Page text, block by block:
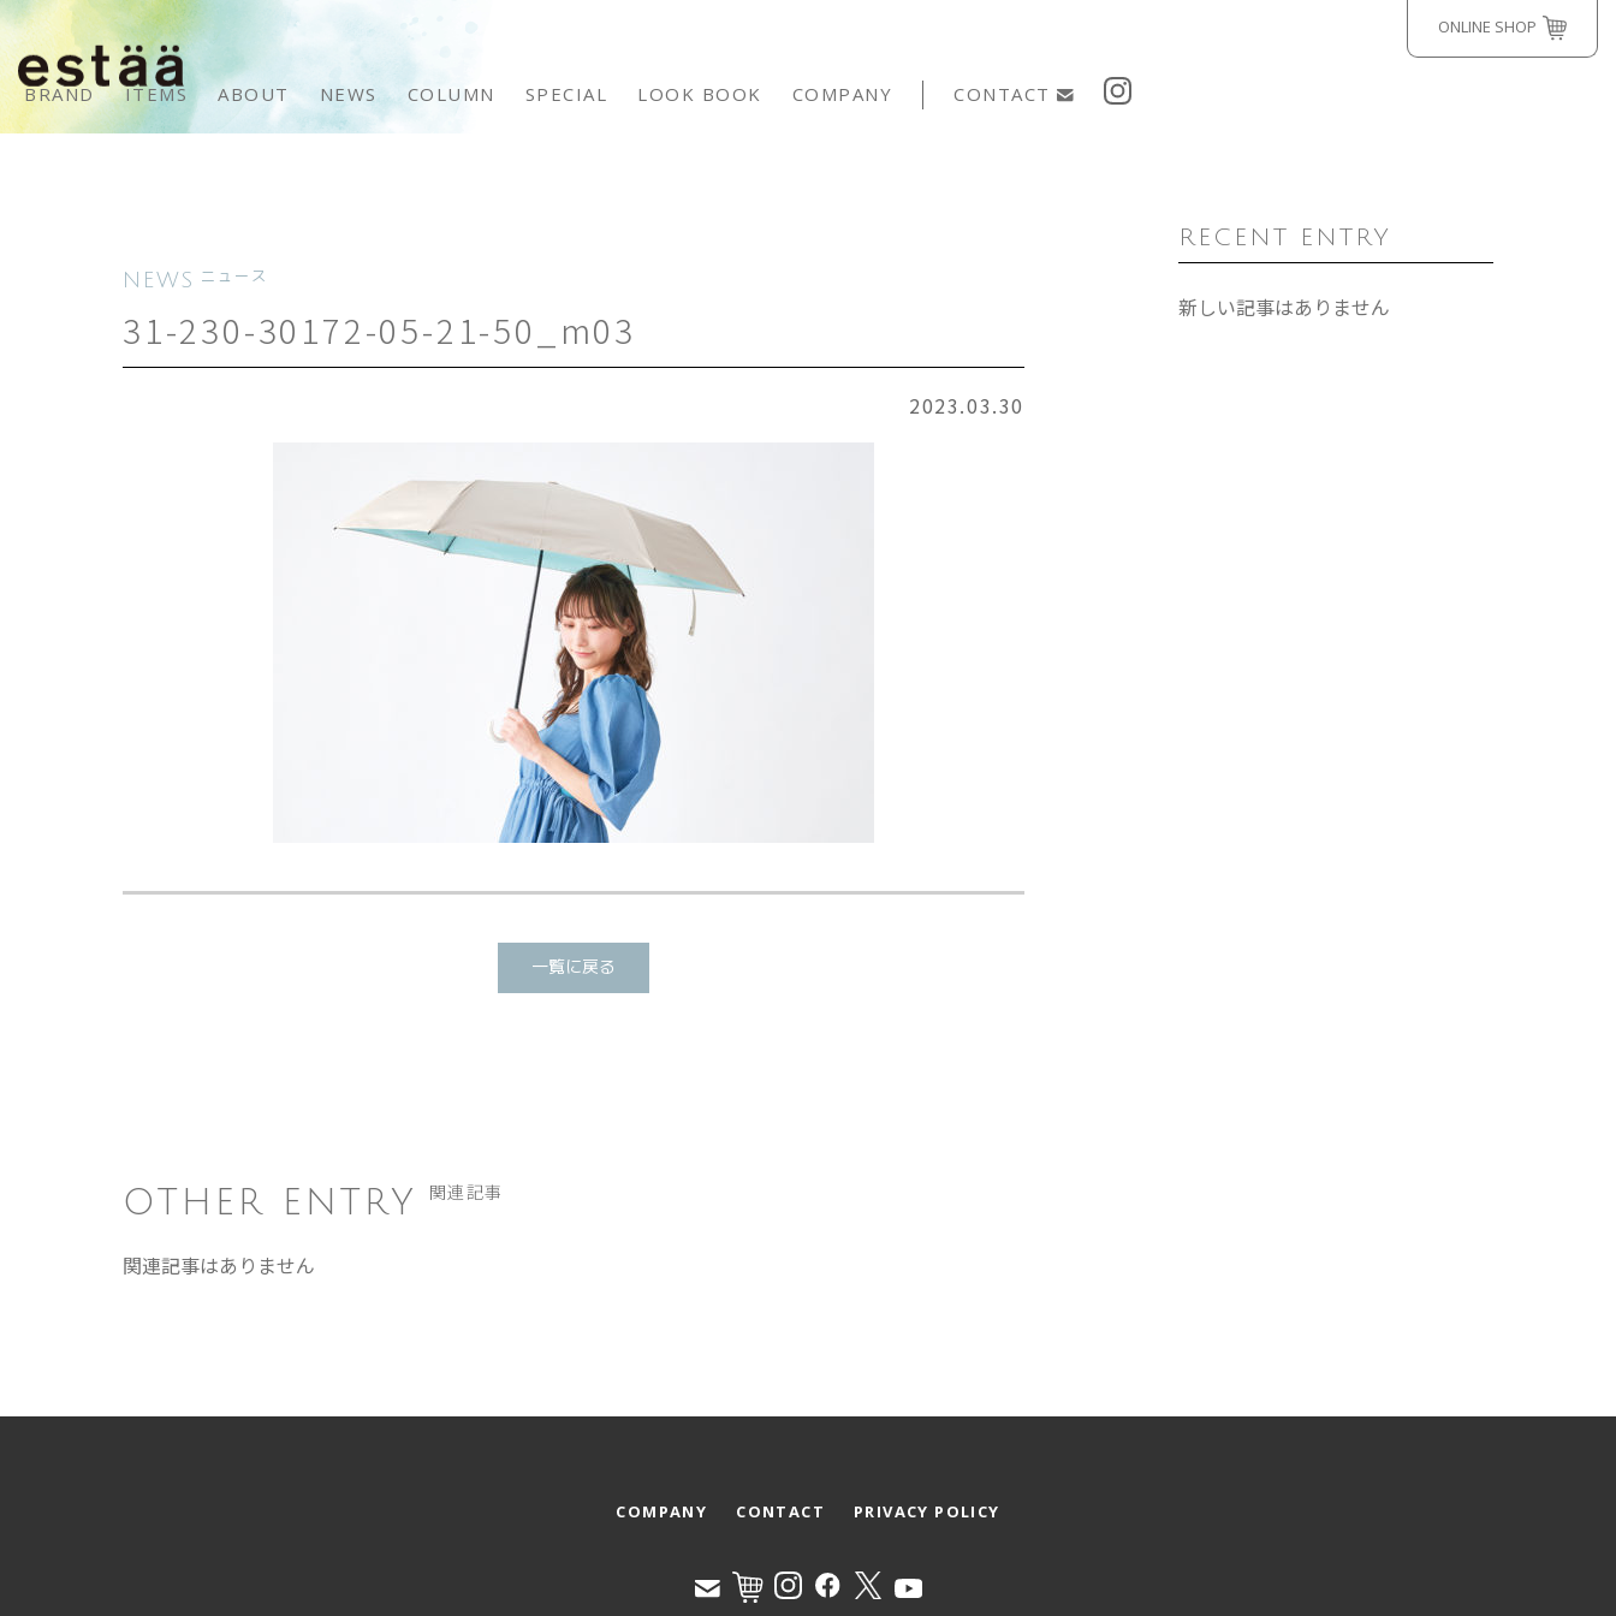
ONLINE SHOP
BRAND ITEMS ABOUT NEWS COLUMN SPECIAL LOOK BOOK COMPANY CONTACT
NEWS ニュース
31-230-30172-05-21-50_m03
2023.03.30
一覧に戻る
RECENT ENTRY
新しい記事はありません
OTHER ENTRY 関連記事
関連記事はありません
COMPANY CONTACT PRIVACY POLICY